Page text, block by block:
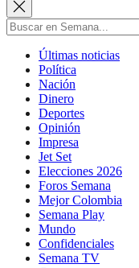
Últimas noticias
Política
Nación
Dinero
Deportes
Opinión
Impresa
Jet Set
Elecciones 2026
Foros Semana
Mejor Colombia
Semana Play
Mundo
Confidenciales
Semana TV